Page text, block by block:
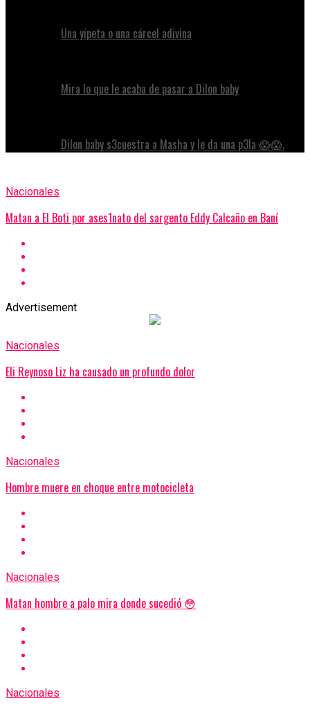
Una yipeta o una cárcel adivina
Mira lo que le acaba de pasar a Dilon baby
Dilon baby s3cuestra a Masha y le da una p3la 😱😱.
Nacionales
Matan a El Boti por ases1nato del sargento Eddy Calcaño en Baní
Advertisement
Nacionales
Eli Reynoso Liz ha causado un profundo dolor
Nacionales
Hombre muere en choque entre motocicleta
Nacionales
Matan hombre a palo mira donde sucedió 😳
Nacionales